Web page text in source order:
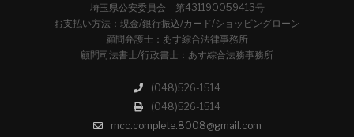
埼玉県公安委員会 第431190059413号
お支払い方法：現金/銀行振込/カード/ショッピングローン
顧問弁護士：あす綜合法律事務所
顧問司法書士/行政書士：あす綜合法務事務所
(048)526-1514
(048)526-1514
mcc.complete.8008@gmail.com